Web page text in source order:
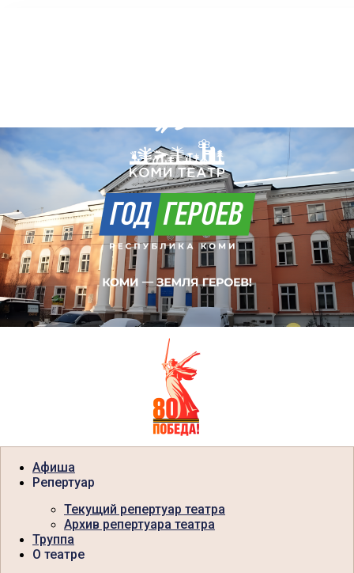
Афиша
Репертуар
Текущий репертуар театра
Архив репертуара театра
Труппа
О театре